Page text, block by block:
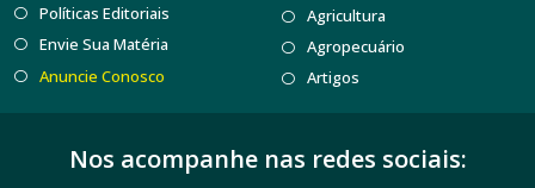
Políticas Editoriais
Envie Sua Matéria
Anuncie Conosco
Agricultura
Agropecuário
Artigos
Nos acompanhe nas redes sociais: